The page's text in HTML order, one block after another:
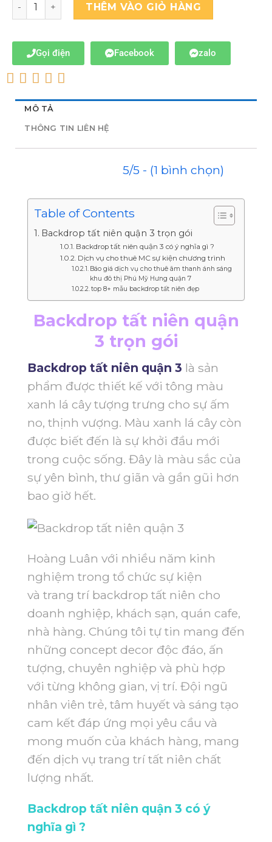
THÊM VÀO GIỎ HÀNG
Gọi điện Facebook zalo
MÔ TẢ
THÔNG TIN LIÊN HỆ
5/5 - (1 bình chọn)
Table of Contents
Backdrop tất niên quận 3 trọn gói
Backdrop tất niên quận 3 có ý nghĩa gì ?
Dịch vụ cho thuê MC sự kiện chương trình
Báo giá dịch vụ cho thuê âm thanh ánh sáng
khu đô thị Phú Mỹ Hưng quận 7
top 8+ mẫu backdrop tất niên đẹp
Backdrop tất niên quận
3 trọn gói
Backdrop tất niên quận 3 là sản
phẩm được thiết kế với tông màu
xanh lá cây tượng trưng cho sự ấm
no, thịnh vượng. Màu xanh lá cây còn
được biết đến là sự khởi đầu mới
trong cuộc sống. Đây là màu sắc của
sự yên bình, thư giãn và gần gũi hơn
bao giờ hết.
Hoàng Luân với nhiều năm kinh
nghiệm trong tổ chức sự kiện
và trang trí backdrop tất niên cho
doanh nghiệp, khách sạn, quán cafe,
nhà hàng. Chúng tôi tự tin mang đến
những concept decor độc đáo, ấn
tượng, chuyên nghiệp và phù hợp
với từng không gian, vị trí. Đội ngũ
nhân viên trẻ, tâm huyết và sáng tạo
cam kết đáp ứng mọi yêu cầu và
mong muốn của khách hàng, mang
đến dịch vụ trang trí tất niên chất
lượng nhất.
Backdrop tất niên quận 3 có ý
nghĩa gì ?